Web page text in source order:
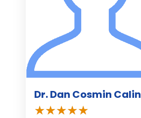
Dr. Dan Cosmin Calin